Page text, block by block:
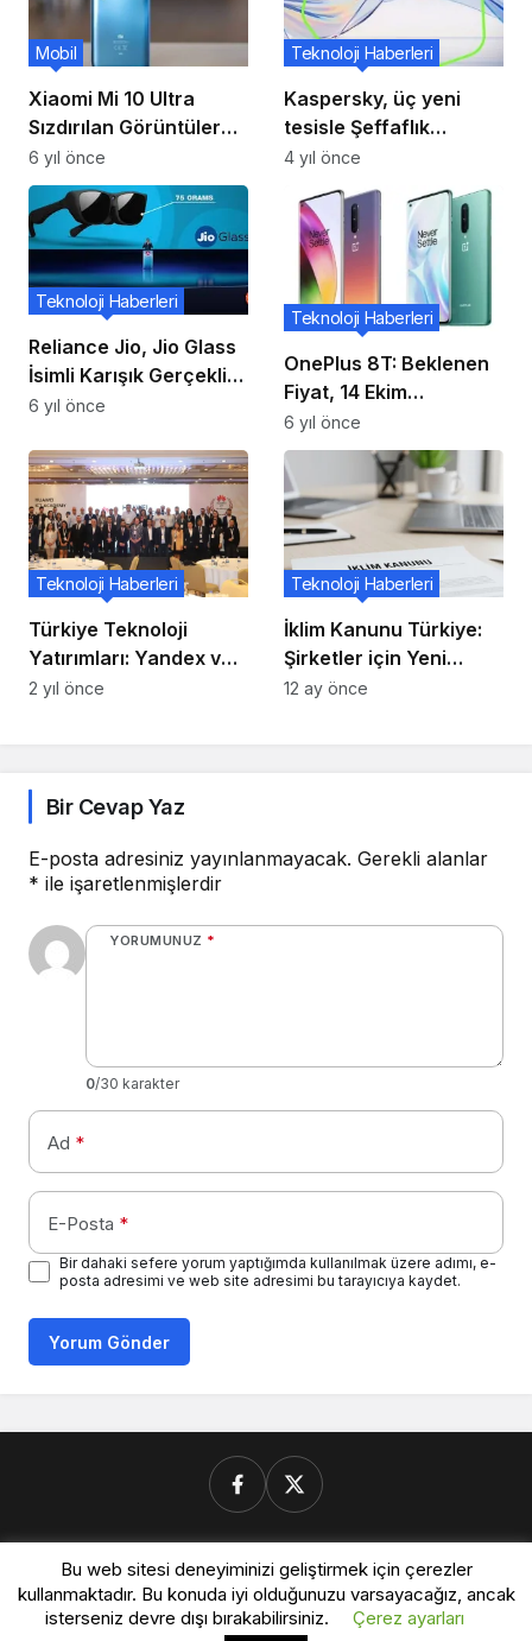
Xiaomi Mi 10 Ultra
Sızdırılan Görüntüler
120x Zoom, Periskop
Lens, Seramik Ve
Şeffaf Arka Tasarımı
Ortaya Koyuyor!
Mobil
6 yıl önce
Kaspersky, üç yeni
tesisle Şeffaflık
Merkezleri ağını
genişletiyor
Teknoloji Haberleri
4 yıl önce
Reliance Jio, Jio Glass
İsimli Karışık Gerçeklik
Gözlüklerini Duyurdu!!
Teknoloji Haberleri
6 yıl önce
OnePlus 8T: Beklenen
Fiyat, 14 Ekim
Lansmanından Önceki
Özellikler
Teknoloji Haberleri
6 yıl önce
Türkiye Teknoloji
Yatırımları: Yandex ve
Dijital Dönüşüm
Teknoloji Haberleri
2 yıl önce
İklim Kanunu Türkiye:
Şirketler için Yeni
Ortam Yaratıyor
Teknoloji Haberleri
12 ay önce
Bir Cevap Yaz
E-posta adresiniz yayınlanmayacak. Gerekli alanlar
* ile işaretlenmişlerdir
YORUMUNUZ *
0/30 karakter
Ad *
E-Posta *
Bir dahaki sefere yorum yaptığımda kullanılmak üzere adımı, e-
posta adresimi ve web site adresimi bu tarayıcıya kaydet.
Yorum Gönder
Donanimforum.com
Bu web sitesi deneyiminizi geliştirmek için çerezler
kullanmaktadır. Bu konuda iyi olduğunuzu varsayacağız, ancak
isterseniz devre dışı bırakabilirsiniz.
Çerez ayarları